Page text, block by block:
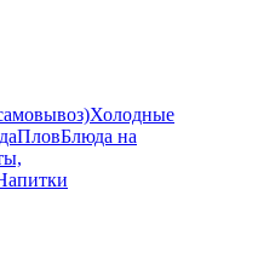
Холодные
ПловБлюда на